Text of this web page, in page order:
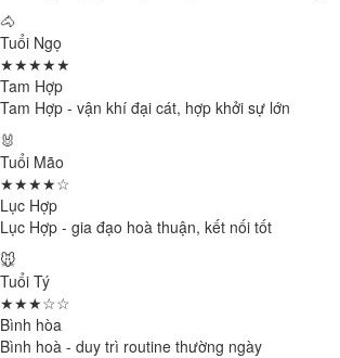
🐴
Tuổi Ngọ
★★★★★
Tam Hợp
Tam Hợp - vận khí đại cát, hợp khởi sự lớn
🐰
Tuổi Mão
★★★★☆
Lục Hợp
Lục Hợp - gia đạo hoà thuận, kết nối tốt
🐭
Tuổi Tý
★★★☆☆
Bình hòa
Bình hoà - duy trì routine thường ngày